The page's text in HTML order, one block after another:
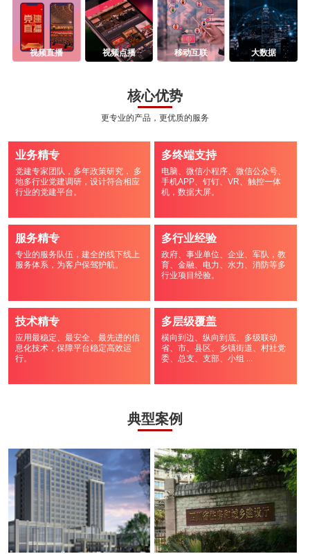
视频直播 视频点播 移动互联 大数据
核心优势
更专业的产品，更优质的服务
业务精专
党建专家团队，多年政策研究， 多
地多行业党建调研，设计符合相应
行业的党建平台。
多终端支持
电脑、微信小程序、微信公众号、
手机APP、钉钉、VR、触控一体
机，数据大屏。
服务精专
专业的服务队伍，建全的线下线上
服务体系，为客户保驾护航。
多行业经验
政府、事业单位、企业、军队，教
育、金融、电力、水力、消防等多
行业项目经验。
技术精专
应用最稳定、最安全、最先进的信
息化技术，保障平台稳定高效运
行。
多层级覆盖
横向到边、纵向到底、多级联动
省、市、县区、乡镇街道、村社党
委、总支、支部、小组 ...
典型案例